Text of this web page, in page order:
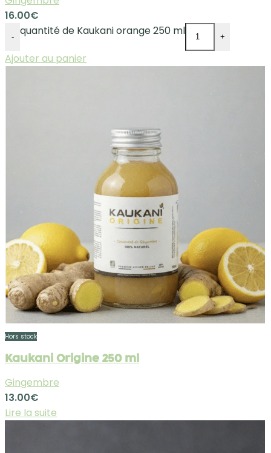
16.00€
- quantité de Kaukani orange 250 ml +
Ajouter au panier
Hors stock
Kaukani Origine 250 ml
Gingembre
13.00€
Lire la suite